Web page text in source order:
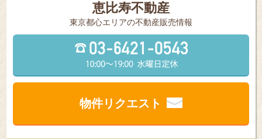
恵比寿不動産
東京都⼼エリアの不動産販売情報
物件リクエスト